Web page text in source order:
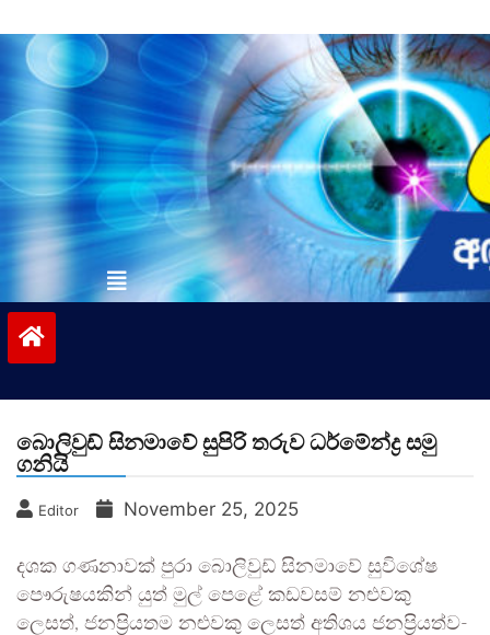
to
contentvinivida.lk
බොලි­වුඩ් සින­මාවේ සුපිරි තරුව ධර්මේන්ද්‍ර සමු
ගනියි
Editor November 25, 2025
දශක ගණ­නා­වක් පුරා බොලි­වුඩ් සින­මාවේ සුවිශේෂ
පෞරුෂයකින් යුත් මුල් පෙළේ කඩ­ව­සම් නළුවකු
ලෙසත්, ජන­ප්‍රි­ය­තම නළුවකු ලෙසත් අති­ශය ජන­ප්‍රි­ය­ත්ව­